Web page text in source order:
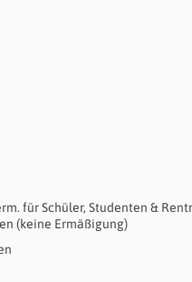
für Schüler, Studenten &
(keine Ermäßigung)